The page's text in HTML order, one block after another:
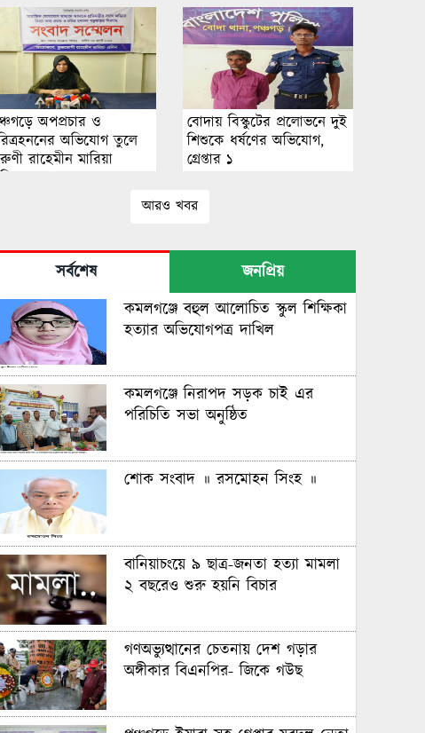
অপপ্রচার ও
অভিযোগ তুলে
রাহেমীন মারিয়া
এলিনের সংবাদ সম্মেলন
বোদায় বিস্কুটের প্রলোভনে দুই
শিশুকে ধর্ষণের অভিযোগ,
গ্রেপ্তার ১
আরও খবর
সর্বশেষ
জনপ্রিয়
কমলগঞ্জে বহুল আলোচিত স্কুল শিক্ষিকা
হত্যার অভিযোগপত্র দাখিল
কমলগঞ্জে নিরাপদ সড়ক চাই এর
পরিচিতি সভা অনুষ্ঠিত
শোক সংবাদ ॥ রসমোহন সিংহ ॥
বানিয়াচংয়ে ৯ ছাত্র-জনতা হত্যা মামলা
২ বছরেও শুরু হয়নি বিচার
গণঅভ্যুত্থানের চেতনায় দেশ গড়ার
অঙ্গীকার বিএনপির- জিকে গউছ